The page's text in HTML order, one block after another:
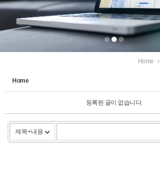
Home
Home
등록된 글이 없습니다.